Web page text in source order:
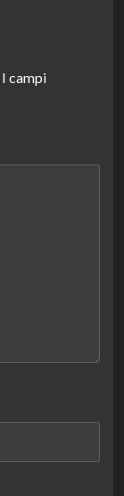
I campi